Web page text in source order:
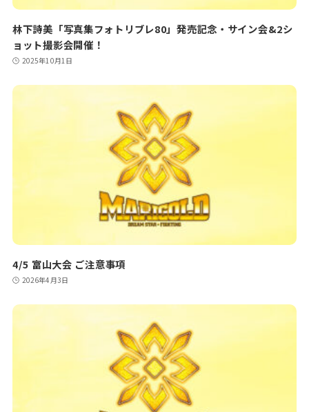
林下詩美「写真集フォトリブレ80」発売記念・サイン会&2シ
ョット撮影会開催！
2025年10月1日
4/5 富山大会 ご注意事項
2026年4月3日